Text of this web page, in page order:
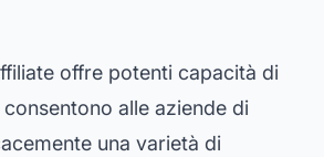
offre potenti capacità di
alle aziende di
una varietà di